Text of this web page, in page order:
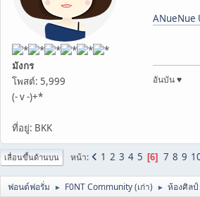
มังกร
โพสต์: 5,999
(- v -)+*
ที่อยู่: BKK
ANueNue
อันบัน ♥
เลื่อนขึ้นด้านบน หน้า 1 2 3 4 5 6 7 8 9
ฟอนต์ฟอรั่ม ► F0NT Community (เก่า) ► ห้องศิลป์